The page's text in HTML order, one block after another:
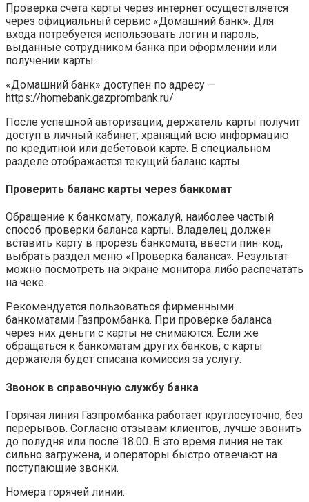
Проверка счета карты через интернет осуществляется
через официальный сервис «Домашний банк». Для
входа потребуется использовать логин и пароль,
выданные сотрудником банка при оформлении или
получении карты.
«Домашний банк» доступен по адресу —
https://homebank.gazprombank.ru/
После успешной авторизации, держатель карты получит
доступ в личный кабинет, хранящий всю информацию
по кредитной или дебетовой карте. В специальном
разделе отображается текущий баланс карты.
Проверить баланс карты через банкомат
Обращение к банкомату, пожалуй, наиболее частый
способ проверки баланса карты. Владелец должен
вставить карту в прорезь банкомата, ввести пин-код,
выбрать раздел меню «Проверка баланса». Результат
можно посмотреть на экране монитора либо распечатать
на чеке.
Рекомендуется пользоваться фирменными
банкоматами Газпромбанка. При проверке баланса
через них деньги с карты не снимаются. Если же
обращаться к банкоматам других банков, с карты
держателя будет списана комиссия за услугу.
Звонок в справочную службу банка
Горячая линия Газпромбанка работает круглосуточно, без
перерывов. Согласно отзывам клиентов, лучше звонить
до полудня или после 18.00. В это время линия не так
сильно загружена, и операторы быстро отвечают на
поступающие звонки.
Номера горячей линии: